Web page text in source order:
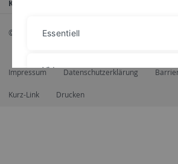
Kontaktinfo
© 2026 Eberhard Karls Universität Tübingen,
Impressum Datenschutzerklärung
Kurz-Link Drucken
Essentiell
Videos